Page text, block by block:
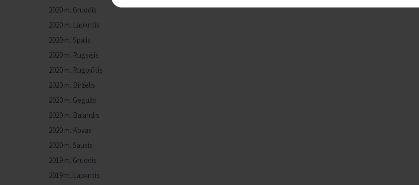
2020 m. Gruodis
2020 m. Lapkritis
2020 m. Spalis
2020 m. Rugsėjis
2020 m. Rugpjūtis
2020 m. Birželis
2020 m. Gegužė
2020 m. Balandis
2020 m. Kovas
2020 m. Sausis
2019 m. Gruodis
2019 m. Lapkritis